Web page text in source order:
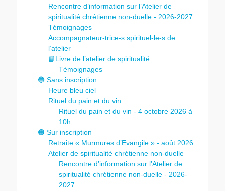
Rencontre d’information sur l’Atelier de
spiritualité chrétienne non-duelle - 2026-2027
Témoignages
Accompagnateur-trice-s spirituel-le-s de
l’atelier
📙Livre de l’atelier de spiritualité
Témoignages
🔵 Sans inscription
Heure bleu ciel
Rituel du pain et du vin
Rituel du pain et du vin - 4 octobre 2026 à
10h
🟠 Sur inscription
Retraite « Murmures d’Evangile » - août 2026
Atelier de spiritualité chrétienne non-duelle
Rencontre d’information sur l’Atelier de
spiritualité chrétienne non-duelle - 2026-
2027